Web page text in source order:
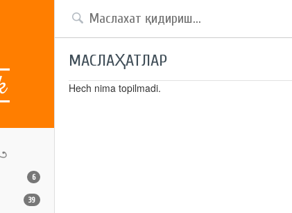
6
39
МАСЛАҲАТЛАР
Hech nima topilmadi.